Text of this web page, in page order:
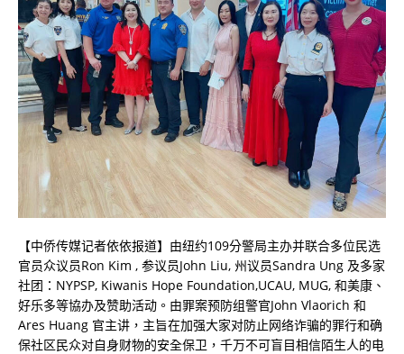
【中侨传媒记者依依报道】由纽约109分警局主办并联合多位民选
官员众议员Ron Kim , 参议员John Liu, 州议员Sandra Ung 及多家
社团：NYPSP, Kiwanis Hope Foundation,UCAU, MUG, 和美康、
好乐多等協办及赞助活动。由罪案预防组警官John Vlaorich 和
Ares Huang 官主讲，主旨在加强大家对防止网络诈骗的罪行和确
保社区民众对自身财物的安全保卫，千万不可盲目相信陌生人的电